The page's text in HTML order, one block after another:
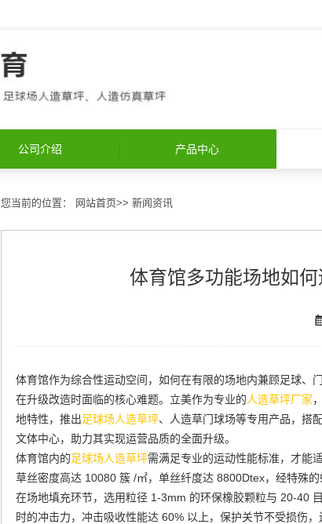
公司介绍 产品中心
您当前的位置： 网站首页>> 新闻资讯
体育馆多功能场地如
体育馆作为综合性运动空间，如何在有限的场地内兼顾足球、
在升级改造时面临的核心难题。立美作为专业的人造草坪厂家
地特性，推出足球场人造草坪、人造草门球场等专用产品，搭
文体中心，助力其实现运营品质的全面升级。
体育馆内的足球场人造草坪需满足专业的运动性能标准，才能
草丝密度高达 10080 簇 /㎡，单丝纤度达 8800Dtex，经特殊
在场地填充环节，选用粒径 1-3mm 的环保橡胶颗粒与 20-40
时的冲击力，冲击吸收性能达 60% 以上，保护关节不受损伤